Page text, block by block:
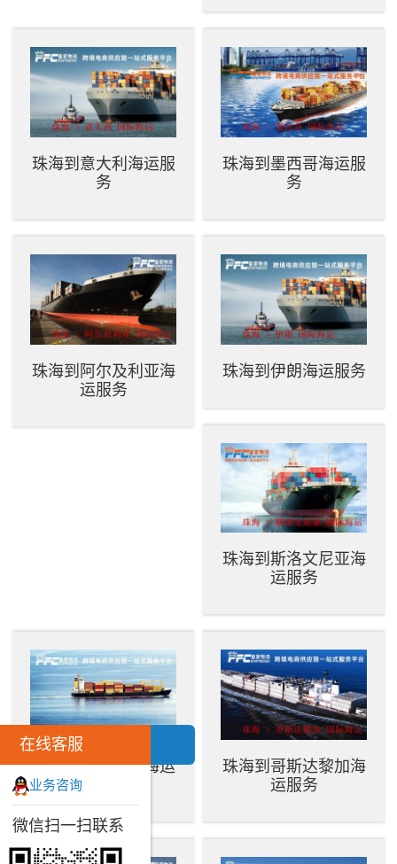
珠海到意大利海运服
务
珠海到墨西哥海运服
务
珠海到阿尔及利亚海
运服务
珠海到伊朗海运服务
珠海到斯洛文尼亚海
运服务
珠海到马来西亚海运
珠海到哥斯达黎加海
运服务
在线客服
业务咨询
微信扫一扫联系